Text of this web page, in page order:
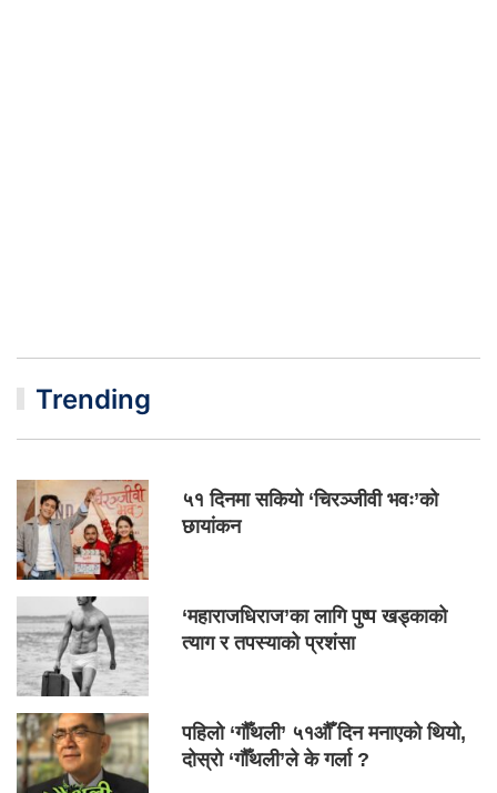
Trending
५१ दिनमा सकियो ‘चिरञ्जीवी भवः’को
छायांकन
‘महाराजधिराज’का लागि पुष्प खड्काको
त्याग र तपस्याको प्रशंसा
पहिलो ‘गौँथली’ ५१औँ दिन मनाएको थियो,
दोस्रो ‘गौँथली’ले के गर्ला ?